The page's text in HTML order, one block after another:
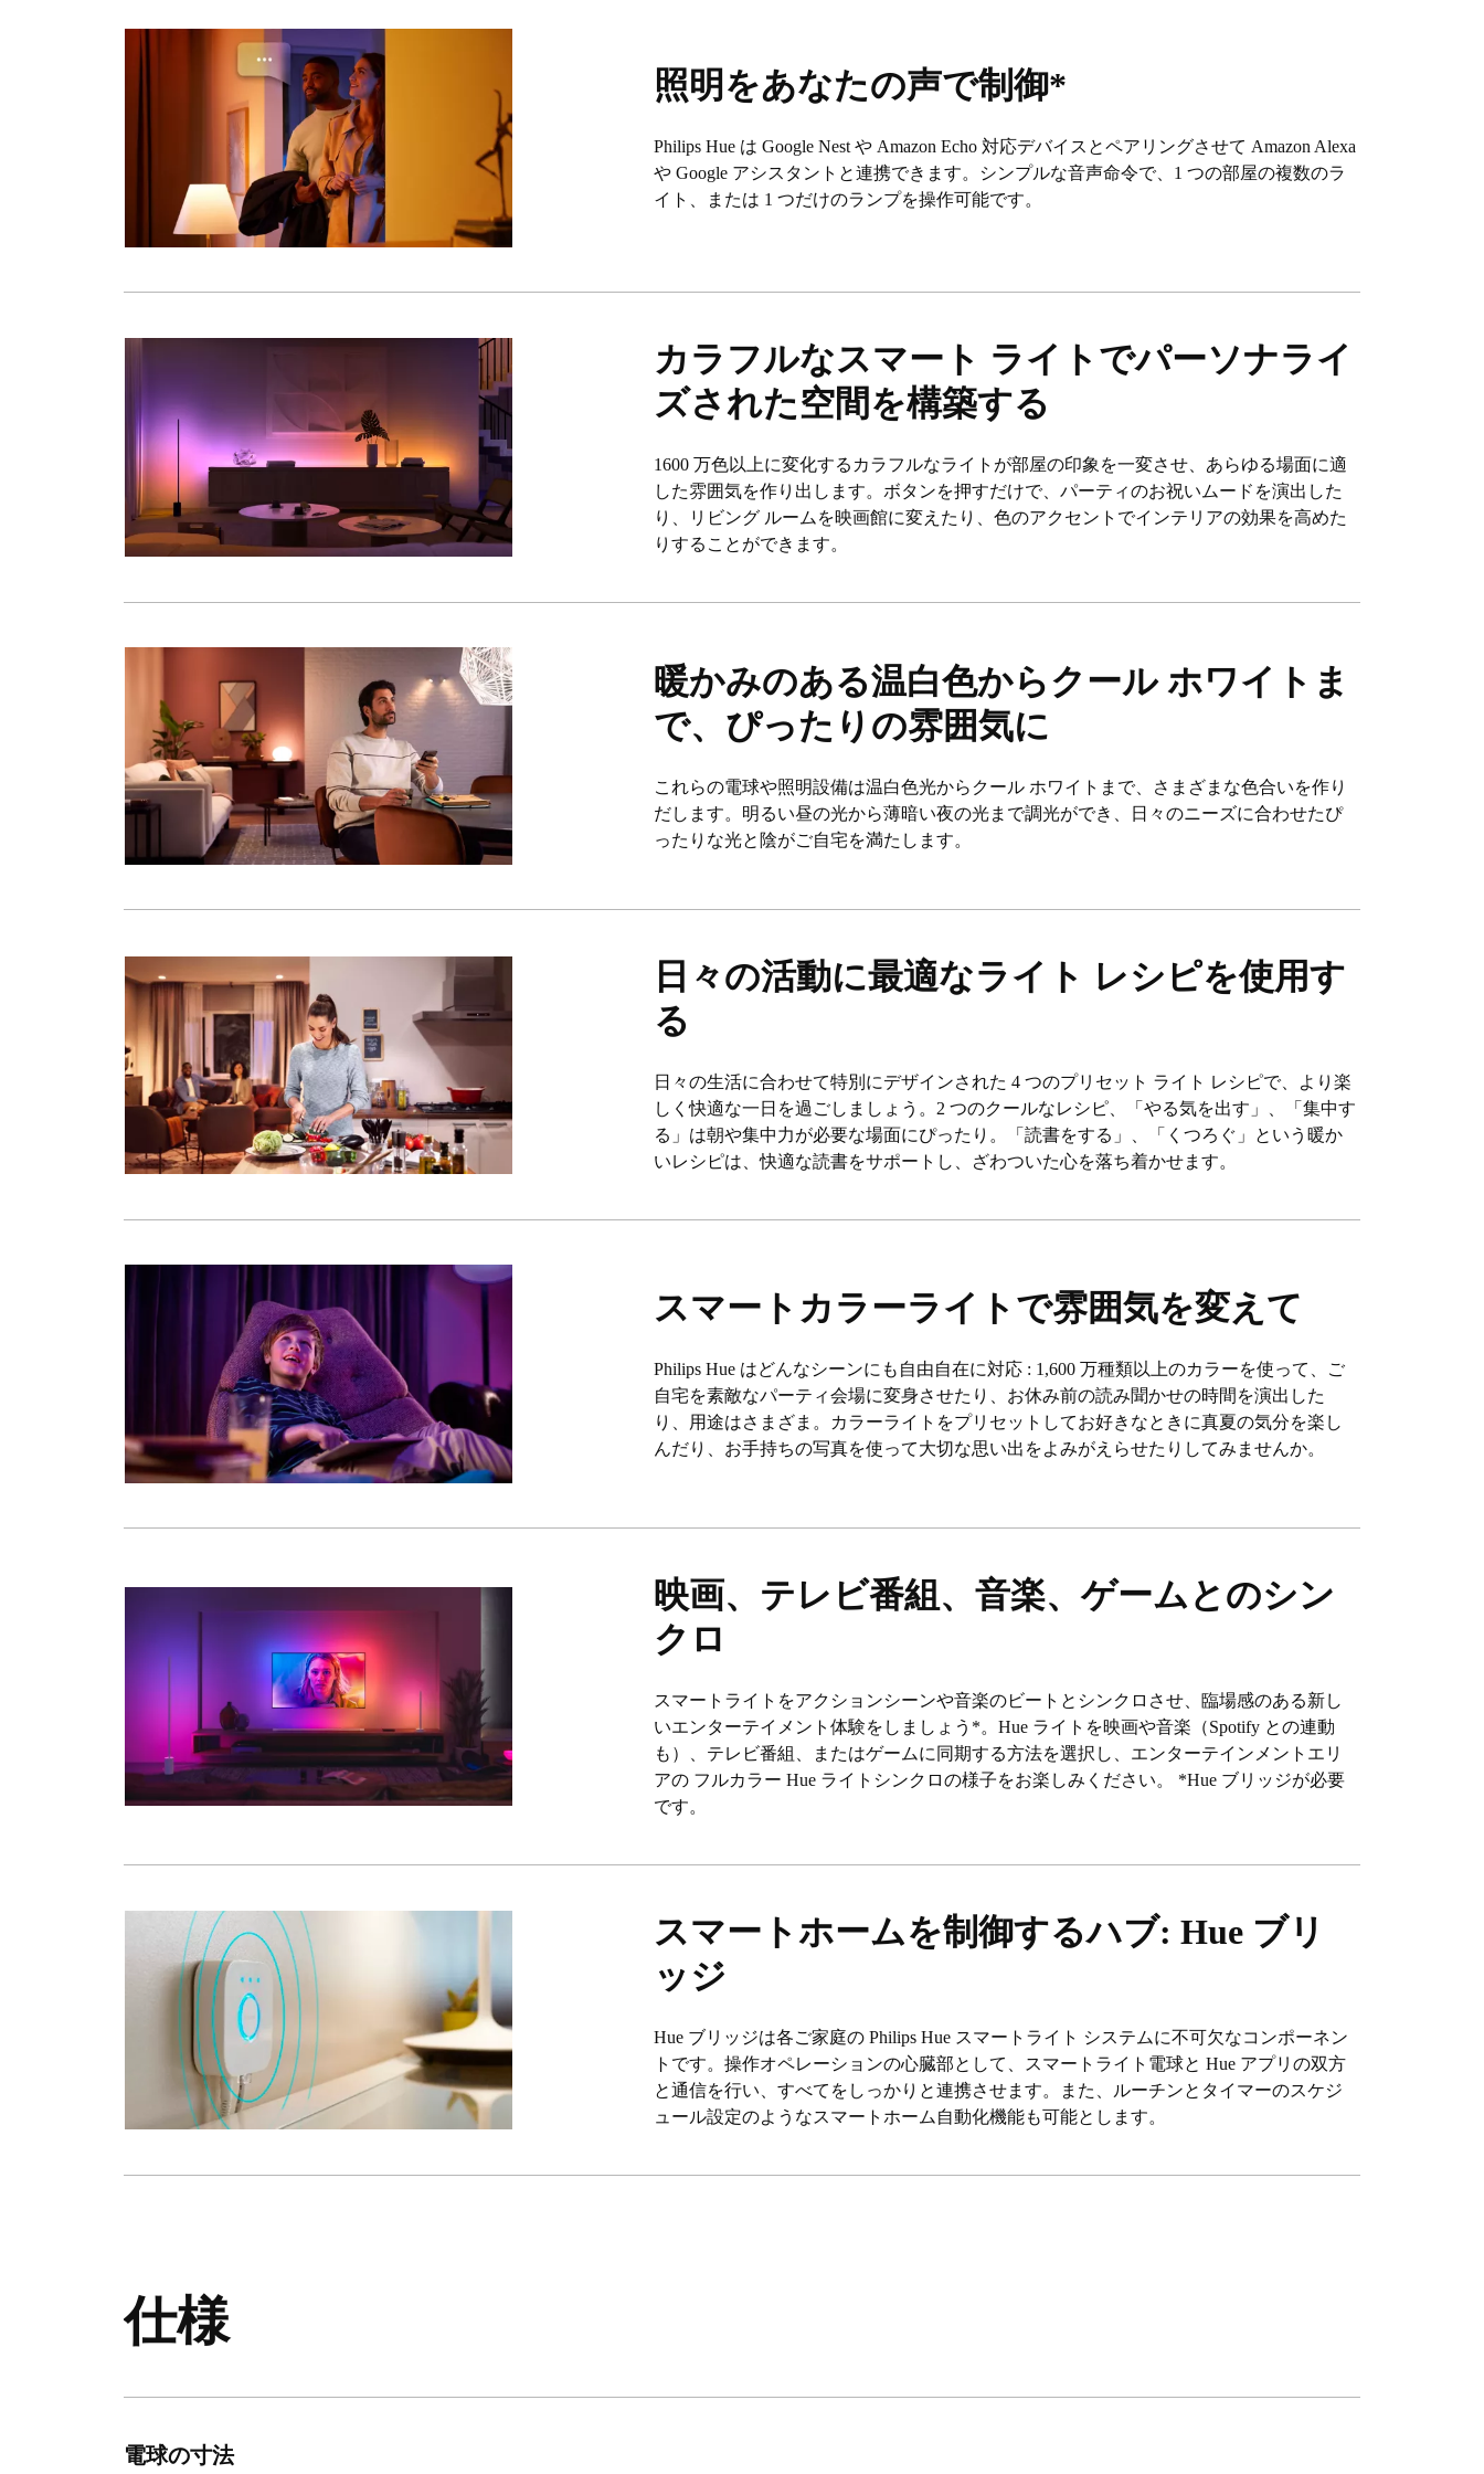
照明をあなたの声で制御*
Philips Hue は Google Nest や Amazon Echo 対応デバイスとペアリングさせて Amazon Alexa
や Google アシスタントと連携できます。シンプルな音声命令で、1 つの部屋の複数のラ
イト、または 1 つだけのランプを操作可能です。
カラフルなスマート ライトでパーソナライ
ズされた空間を構築する
1600 万色以上に変化するカラフルなライトが部屋の印象を一変させ、あらゆる場面に適
した雰囲気を作り出します。ボタンを押すだけで、パーティのお祝いムードを演出した
り、リビング ルームを映画館に変えたり、色のアクセントでインテリアの効果を高めた
りすることができます。
暖かみのある温白色からクール ホワイトま
で、ぴったりの雰囲気に
これらの電球や照明設備は温白色光からクール ホワイトまで、さまざまな色合いを作り
だします。明るい昼の光から薄暗い夜の光まで調光ができ、日々のニーズに合わせたぴ
ったりな光と陰がご自宅を満たします。
日々の活動に最適なライト レシピを使用す
る
日々の生活に合わせて特別にデザインされた 4 つのプリセット ライト レシピで、より楽
しく快適な一日を過ごしましょう。2 つのクールなレシピ、「やる気を出す」、「集中す
る」は朝や集中力が必要な場面にぴったり。「読書をする」、「くつろぐ」という暖か
いレシピは、快適な読書をサポートし、ざわついた心を落ち着かせます。
スマートカラーライトで雰囲気を変えて
Philips Hue はどんなシーンにも自由自在に対応 : 1,600 万種類以上のカラーを使って、ご
自宅を素敵なパーティ会場に変身させたり、お休み前の読み聞かせの時間を演出した
り、用途はさまざま。カラーライトをプリセットしてお好きなときに真夏の気分を楽し
んだり、お手持ちの写真を使って大切な思い出をよみがえらせたりしてみませんか。
映画、テレビ番組、音楽、ゲームとのシン
クロ
スマートライトをアクションシーンや音楽のビートとシンクロさせ、臨場感のある新し
いエンターテイメント体験をしましょう*。Hue ライトを映画や音楽（Spotify との連動
も）、テレビ番組、またはゲームに同期する方法を選択し、エンターテインメントエリ
アの フルカラー Hue ライトシンクロの様子をお楽しみください。 *Hue ブリッジが必要
です。
スマートホームを制御するハブ: Hue ブリ
ッジ
Hue ブリッジは各ご家庭の Philips Hue スマートライト システムに不可欠なコンポーネン
トです。操作オペレーションの心臓部として、スマートライト電球と Hue アプリの双方
と通信を行い、すべてをしっかりと連携させます。また、ルーチンとタイマーのスケジ
ュール設定のようなスマートホーム自動化機能も可能とします。
仕様
電球の寸法